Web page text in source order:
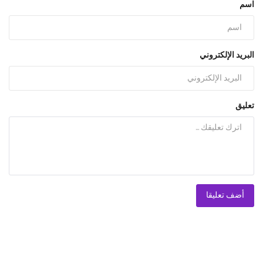
اسم
البريد الإلكتروني
تعليق
أضف تعليقا